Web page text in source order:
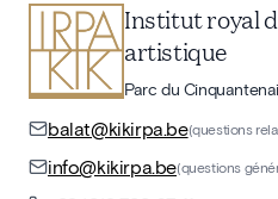
Institut royal
artistique
Parc du
balat@kikirpa.be(questions
info@kikirpa.be(questions